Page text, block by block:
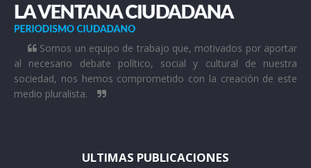
Somos un equipo de trabajo que, motivados por aportar
al necesario debate político, social y cultural de nuestra
sociedad, nos hemos comprometido con la creación de este
medio pluralista.
ULTIMAS PUBLICACIONES